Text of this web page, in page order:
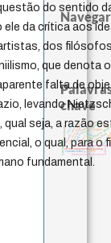
do sentido
da crítica aos
dos
que denota
falta de
levando
seja, a razão
o qual, para o
fundamental.
Navegar
chave
immanuel kant
japanese education
código da dinastia
gosto
juízo
sensus communis
formação
education ideology
an encouragement of learning
redução
mulher
popper
modelos mentaisfalseabilidade
carnap
constituição
nome
constitucional
judaísmo
revelação pessimismo
fundamentação da moral
ren
ética.
yi
li